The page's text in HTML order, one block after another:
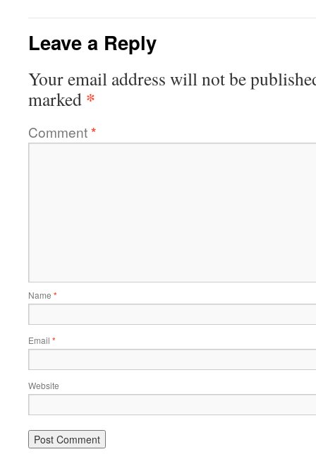
Leave a Reply
Your email address will not be
marked *
Comment*
Name *
Email *
Website